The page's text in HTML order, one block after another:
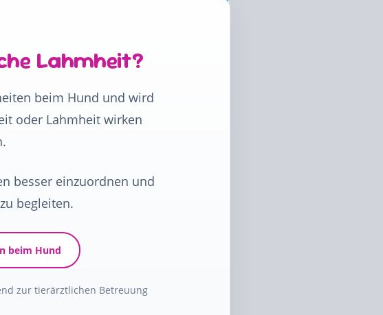
Lahmheit?
beim Hund und wird
oder Lahmheit wirken
besser einzuordnen und
begleiten.
beim Hund
zur tierärztlichen Betreuung